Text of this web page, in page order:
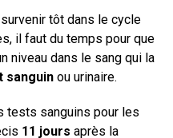
tôt dans le cycle
il faut du temps pour que
niveau dans le sang qui la
sanguin ou urinaire.
tests sanguins pour les
11 jours après la